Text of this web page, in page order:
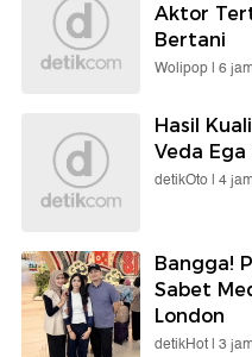
Aktor
Bertani
Wolipop | 6
Hasil
Veda
detikOto | 4
Bangga!
Sabet
London
detikHot | 3